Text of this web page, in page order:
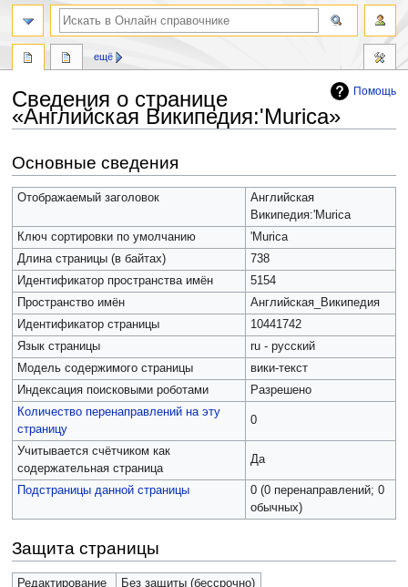
Помощь
Сведения о странице
«Английская Википедия:'Murica»
к
навигации
к
поиску
Основные сведения
Отображаемый заголовок
Английская
Википедия:'Murica
Ключ сортировки по умолчанию
'Murica
Длина страницы (в байтах)
738
Идентификатор пространства имён
5154
Пространство имён
Английская_Википедия
Идентификатор страницы
10441742
Язык страницы
ru - русский
Модель содержимого страницы
вики-текст
Индексация поисковыми роботами
Разрешено
Количество перенаправлений на эту
страницу
0
Учитывается счётчиком как
содержательная страница
Да
Подстраницы данной страницы
0 (0 перенаправлений; 0
обычных)
Защита страницы
Редактирование
Без защиты (бессрочно)
ещё